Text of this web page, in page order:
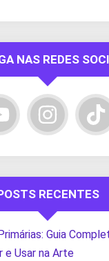
NAS REDES
RECENTES
Guia
e Usar na Arte